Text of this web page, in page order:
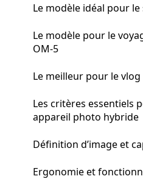
Le modèle idéal pour le
Le modèle pour le
OM-5
Le meilleur pour le vlog
Les critères essentiels
appareil photo hybride
Définition d’image et
Ergonomie et